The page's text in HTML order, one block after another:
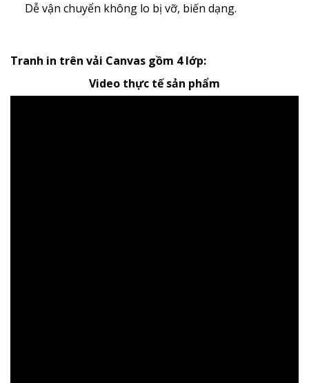
Dễ vận chuyển không lo bị vỡ, biến dạng.
Tranh in trên vải Canvas gồm 4 lớp:
Video thực tế sản phẩm